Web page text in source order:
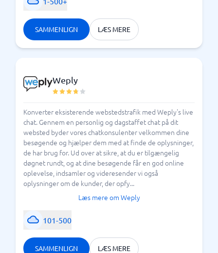
SAMMENLIGN LÆS MERE
Weply
Konverter eksisterende webstedstrafik med Weply's live
chat. Gennem en personlig og dagstaffet chat på dit
websted byder vores chatkonsulenter velkommen dine
besøgende og hjælper dem med at finde de oplysninger,
de har brug for. Ud over at sikre, at du er tilgængelig
døgnet rundt, og at dine besøgende får en god online
oplevelse, indsamler og videresender vi også
oplysninger om de kunder, der opfy...
Læs mere om Weply
101-500
SAMMENLIGN LÆS MERE